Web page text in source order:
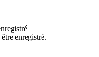
enregistré.